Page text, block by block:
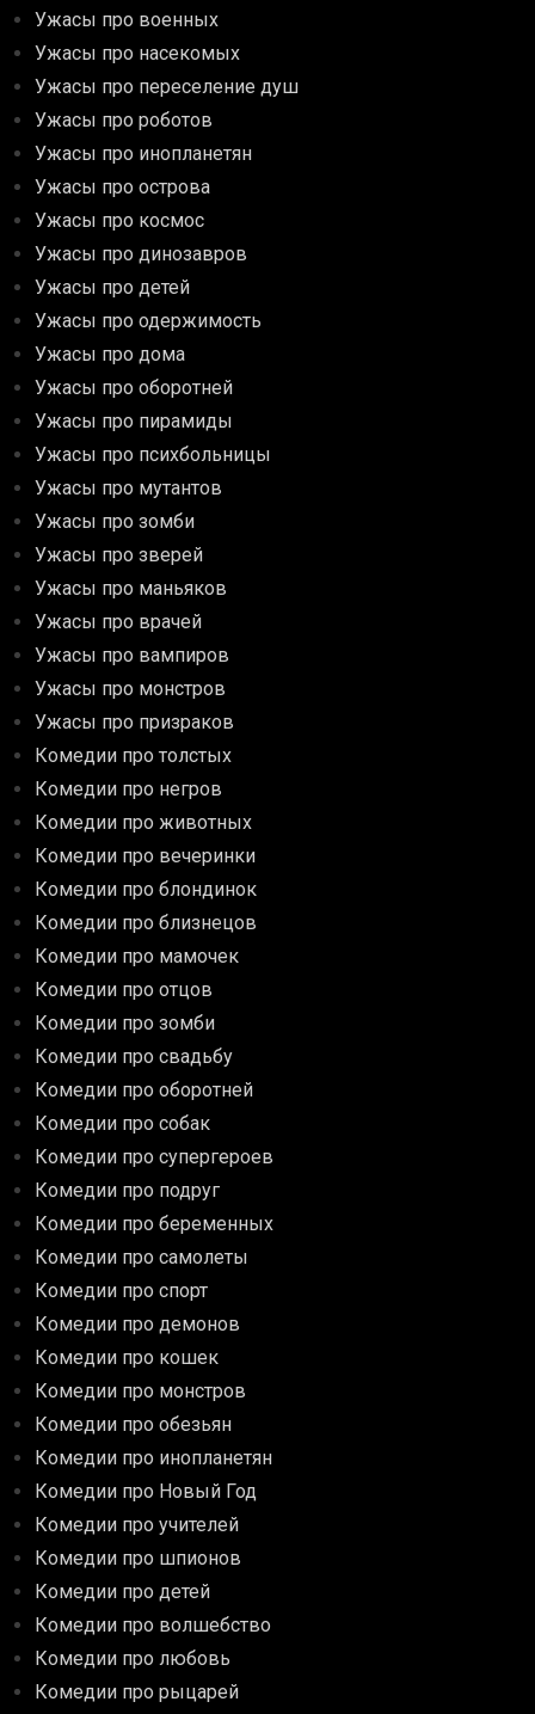
Ужасы про военных
Ужасы про насекомых
Ужасы про переселение душ
Ужасы про роботов
Ужасы про инопланетян
Ужасы про острова
Ужасы про космос
Ужасы про динозавров
Ужасы про детей
Ужасы про одержимость
Ужасы про дома
Ужасы про оборотней
Ужасы про пирамиды
Ужасы про психбольницы
Ужасы про мутантов
Ужасы про зомби
Ужасы про зверей
Ужасы про маньяков
Ужасы про врачей
Ужасы про вампиров
Ужасы про монстров
Ужасы про призраков
Комедии про толстых
Комедии про негров
Комедии про животных
Комедии про вечеринки
Комедии про блондинок
Комедии про близнецов
Комедии про мамочек
Комедии про отцов
Комедии про зомби
Комедии про свадьбу
Комедии про оборотней
Комедии про собак
Комедии про супергероев
Комедии про подруг
Комедии про беременных
Комедии про самолеты
Комедии про спорт
Комедии про демонов
Комедии про кошек
Комедии про монстров
Комедии про обезьян
Комедии про инопланетян
Комедии про Новый Год
Комедии про учителей
Комедии про шпионов
Комедии про детей
Комедии про волшебство
Комедии про любовь
Комедии про рыцарей